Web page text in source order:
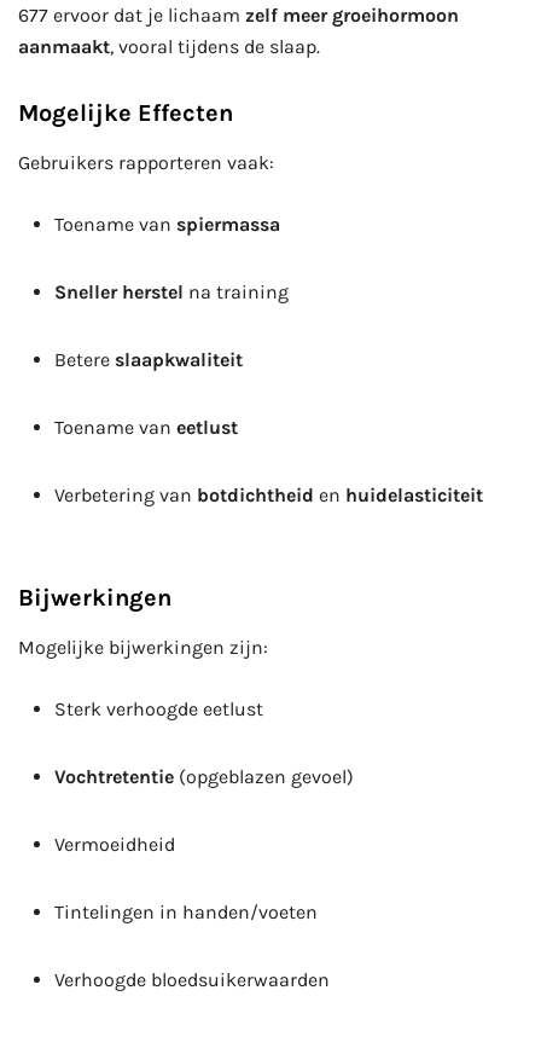
677 ervoor dat je lichaam zelf meer groeihormoon
aanmaakt, vooral tijdens de slaap.
Mogelijke Effecten
Gebruikers rapporteren vaak:
Toename van spiermassa
Sneller herstel na training
Betere slaapkwaliteit
Toename van eetlust
Verbetering van botdichtheid en huidelasticiteit
Bijwerkingen
Mogelijke bijwerkingen zijn:
Sterk verhoogde eetlust
Vochtretentie (opgeblazen gevoel)
Vermoeidheid
Tintelingen in handen/voeten
Verhoogde bloedsuikerwaarden